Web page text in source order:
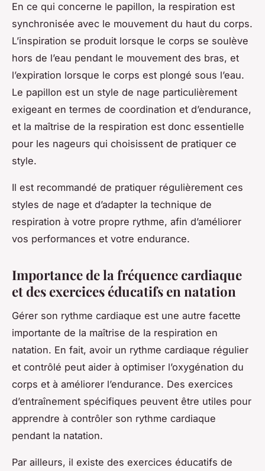
En ce qui concerne le papillon, la respiration est
synchronisée avec le mouvement du haut du corps.
L’inspiration se produit lorsque le corps se soulève
hors de l’eau pendant le mouvement des bras, et
l’expiration lorsque le corps est plongé sous l’eau.
Le papillon est un style de nage particulièrement
exigeant en termes de coordination et d’endurance,
et la maîtrise de la respiration est donc essentielle
pour les nageurs qui choisissent de pratiquer ce
style.
Il est recommandé de pratiquer régulièrement ces
styles de nage et d’adapter la technique de
respiration à votre propre rythme, afin d’améliorer
vos performances et votre endurance.
Importance de la fréquence cardiaque
et des exercices éducatifs en natation
Gérer son rythme cardiaque est une autre facette
importante de la maîtrise de la respiration en
natation. En fait, avoir un rythme cardiaque régulier
et contrôlé peut aider à optimiser l’oxygénation du
corps et à améliorer l’endurance. Des exercices
d’entraînement spécifiques peuvent être utiles pour
apprendre à contrôler son rythme cardiaque
pendant la natation.
Par ailleurs, il existe des exercices éducatifs de